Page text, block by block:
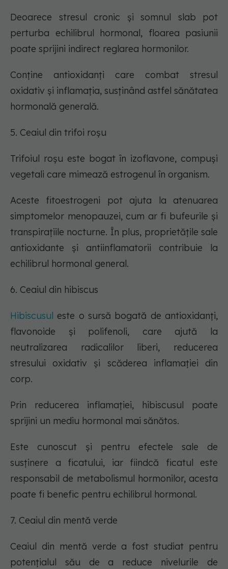
Deoarece stresul cronic și somnul slab pot
perturba echilibrul hormonal, floarea pasiunii
poate sprijini indirect reglarea hormonilor.
Conține antioxidanți care combat stresul
oxidativ și inflamația, susținând astfel sănătatea
hormonală generală.
5. Ceaiul din trifoi roșu
Trifoiul roșu este bogat în izoflavone, compuși
vegetali care mimează estrogenul în organism.
Aceste fitoestrogeni pot ajuta la atenuarea
simptomelor menopauzei, cum ar fi bufeurile și
transpirațiile nocturne. În plus, proprietățile sale
antioxidante și antiinflamatorii contribuie la
echilibrul hormonal general.
6. Ceaiul din hibiscus
Hibiscusul este o sursă bogată de antioxidanți,
flavonoide și polifenoli, care ajută la
neutralizarea radicalilor liberi, reducerea
stresului oxidativ și scăderea inflamației din
corp.
Prin reducerea inflamației, hibiscusul poate
sprijini un mediu hormonal mai sănătos.
Este cunoscut și pentru efectele sale de
susținere a ficatului, iar fiindcă ficatul este
responsabil de metabolismul hormonilor, acesta
poate fi benefic pentru echilibrul hormonal.
7. Ceaiul din mentă verde
Ceaiul din mentă verde a fost studiat pentru
potențialul său de a reduce nivelurile de